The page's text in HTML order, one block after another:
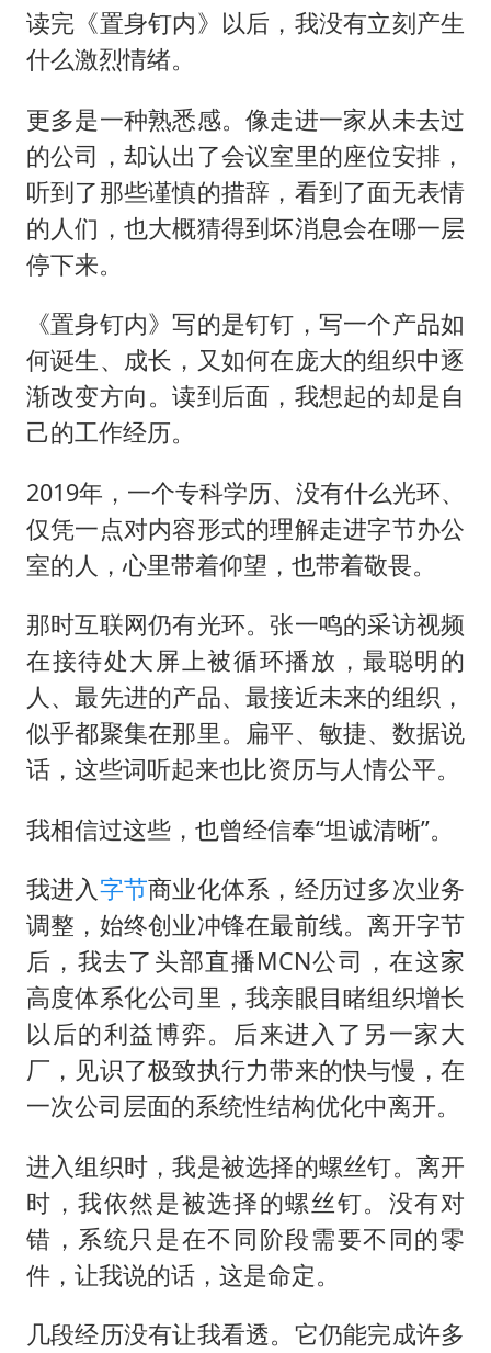
读完《置身钉内》以后，我没有立刻产生
什么激烈情绪。
更多是一种熟悉感。像走进一家从未去过
的公司，却认出了会议室里的座位安排，
听到了那些谨慎的措辞，看到了面无表情
的人们，也大概猜得到坏消息会在哪一层
停下来。
《置身钉内》写的是钉钉，写一个产品如
何诞生、成长，又如何在庞大的组织中逐
渐改变方向。读到后面，我想起的却是自
己的工作经历。
2019年，一个专科学历、没有什么光环、
仅凭一点对内容形式的理解走进字节办公
室的人，心里带着仰望，也带着敬畏。
那时互联网仍有光环。张一鸣的采访视频
在接待处大屏上被循环播放，最聪明的
人、最先进的产品、最接近未来的组织，
似乎都聚集在那里。扁平、敏捷、数据说
话，这些词听起来也比资历与人情公平。
我相信过这些，也曾经信奉“坦诚清晰”。
我进入字节商业化体系，经历过多次业务
调整，始终创业冲锋在最前线。离开字节
后，我去了头部直播MCN公司，在这家
高度体系化公司里，我亲眼目睹组织增长
以后的利益博弈。后来进入了另一家大
厂，见识了极致执行力带来的快与慢，在
一次公司层面的系统性结构优化中离开。
进入组织时，我是被选择的螺丝钉。离开
时，我依然是被选择的螺丝钉。没有对
错，系统只是在不同阶段需要不同的零
件，让我说的话，这是命定。
几段经历没有让我看透。它仍能完成许多